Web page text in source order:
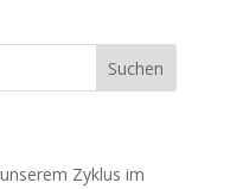
Zyklus im